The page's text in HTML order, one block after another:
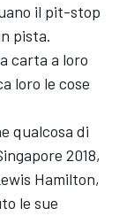
il pit-stop
pista.
carta a loro
loro le cose
qualcosa di
2018,
Hamilton,
le sue